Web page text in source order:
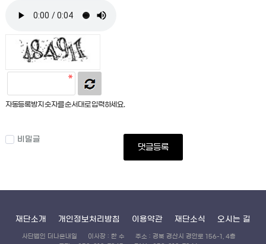
자동등록방지 숫자를 순서대로 입력하세요.
비밀글
댓글등록
재단소개 개인정보처리방침 이용약관 재단소식 오시는 길
사단법인 더나은내일 이사장 : 한 수
주소 : 경북 경산시 경안로 156-1, 4층